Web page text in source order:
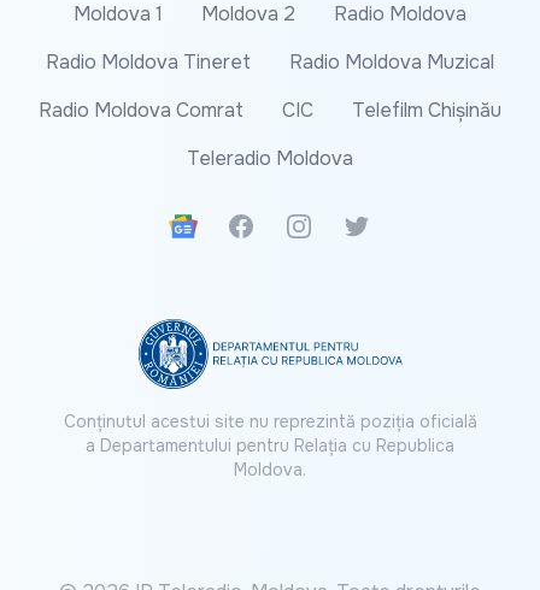
Moldova 1 Moldova 2
Radio Moldova
Radio Moldova Tineret
Radio Moldova Muzical
Radio Moldova Comrat
CIC
Telefilm Chișinău
Teleradio Moldova
Google News
FacebookInstagramTwitter
Conținutul acestui site nu reprezintă poziția oficială
a Departamentului pentru Relația cu Republica
Moldova.